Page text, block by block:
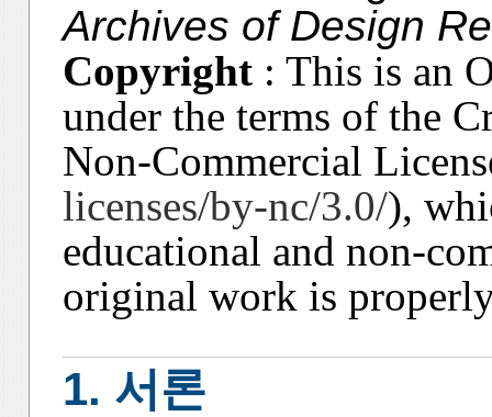
Archives of Design
Copyright: This is an
under the terms of the
Non-Commercial
licenses/by-nc/3.0/),
educational and non-
original work is
1. 서론